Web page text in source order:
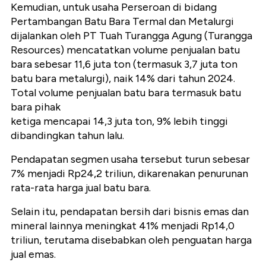
Kemudian, untuk usaha Perseroan di bidang
Pertambangan Batu Bara Termal dan Metalurgi
dijalankan oleh PT Tuah Turangga Agung (Turangga
Resources) mencatatkan volume penjualan batu
bara sebesar 11,6 juta ton (termasuk 3,7 juta ton
batu bara metalurgi), naik 14% dari tahun 2024.
Total volume penjualan batu bara termasuk batu
bara pihak
ketiga mencapai 14,3 juta ton, 9% lebih tinggi
dibandingkan tahun lalu.
Pendapatan segmen usaha tersebut turun sebesar
7% menjadi Rp24,2 triliun, dikarenakan penurunan
rata-rata harga jual batu bara.
Selain itu, pendapatan bersih dari bisnis emas dan
mineral lainnya meningkat 41% menjadi Rp14,0
triliun, terutama disebabkan oleh penguatan harga
jual emas.